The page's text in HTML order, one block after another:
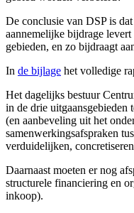
De conclusie van DSP is
aannemelijke bijdrage
gebieden, en zo bijdraagt
In de bijlage het volledige
Het dagelijks bestuur
in de drie
(en aanbeveling uit het
samenwerkingsafspraken
verduidelijken,
Daarnaast moeten er nog
structurele financiering en
inkoop).